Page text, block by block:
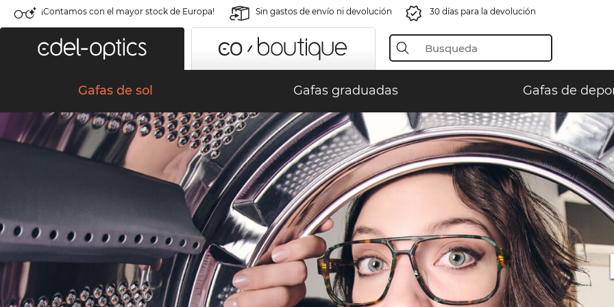
¡Contamos con el mayor stock de Europa! Sin gastos de envío ni devolución 30 días para la devolución
Gafas de sol Gafas graduadas Gafas de